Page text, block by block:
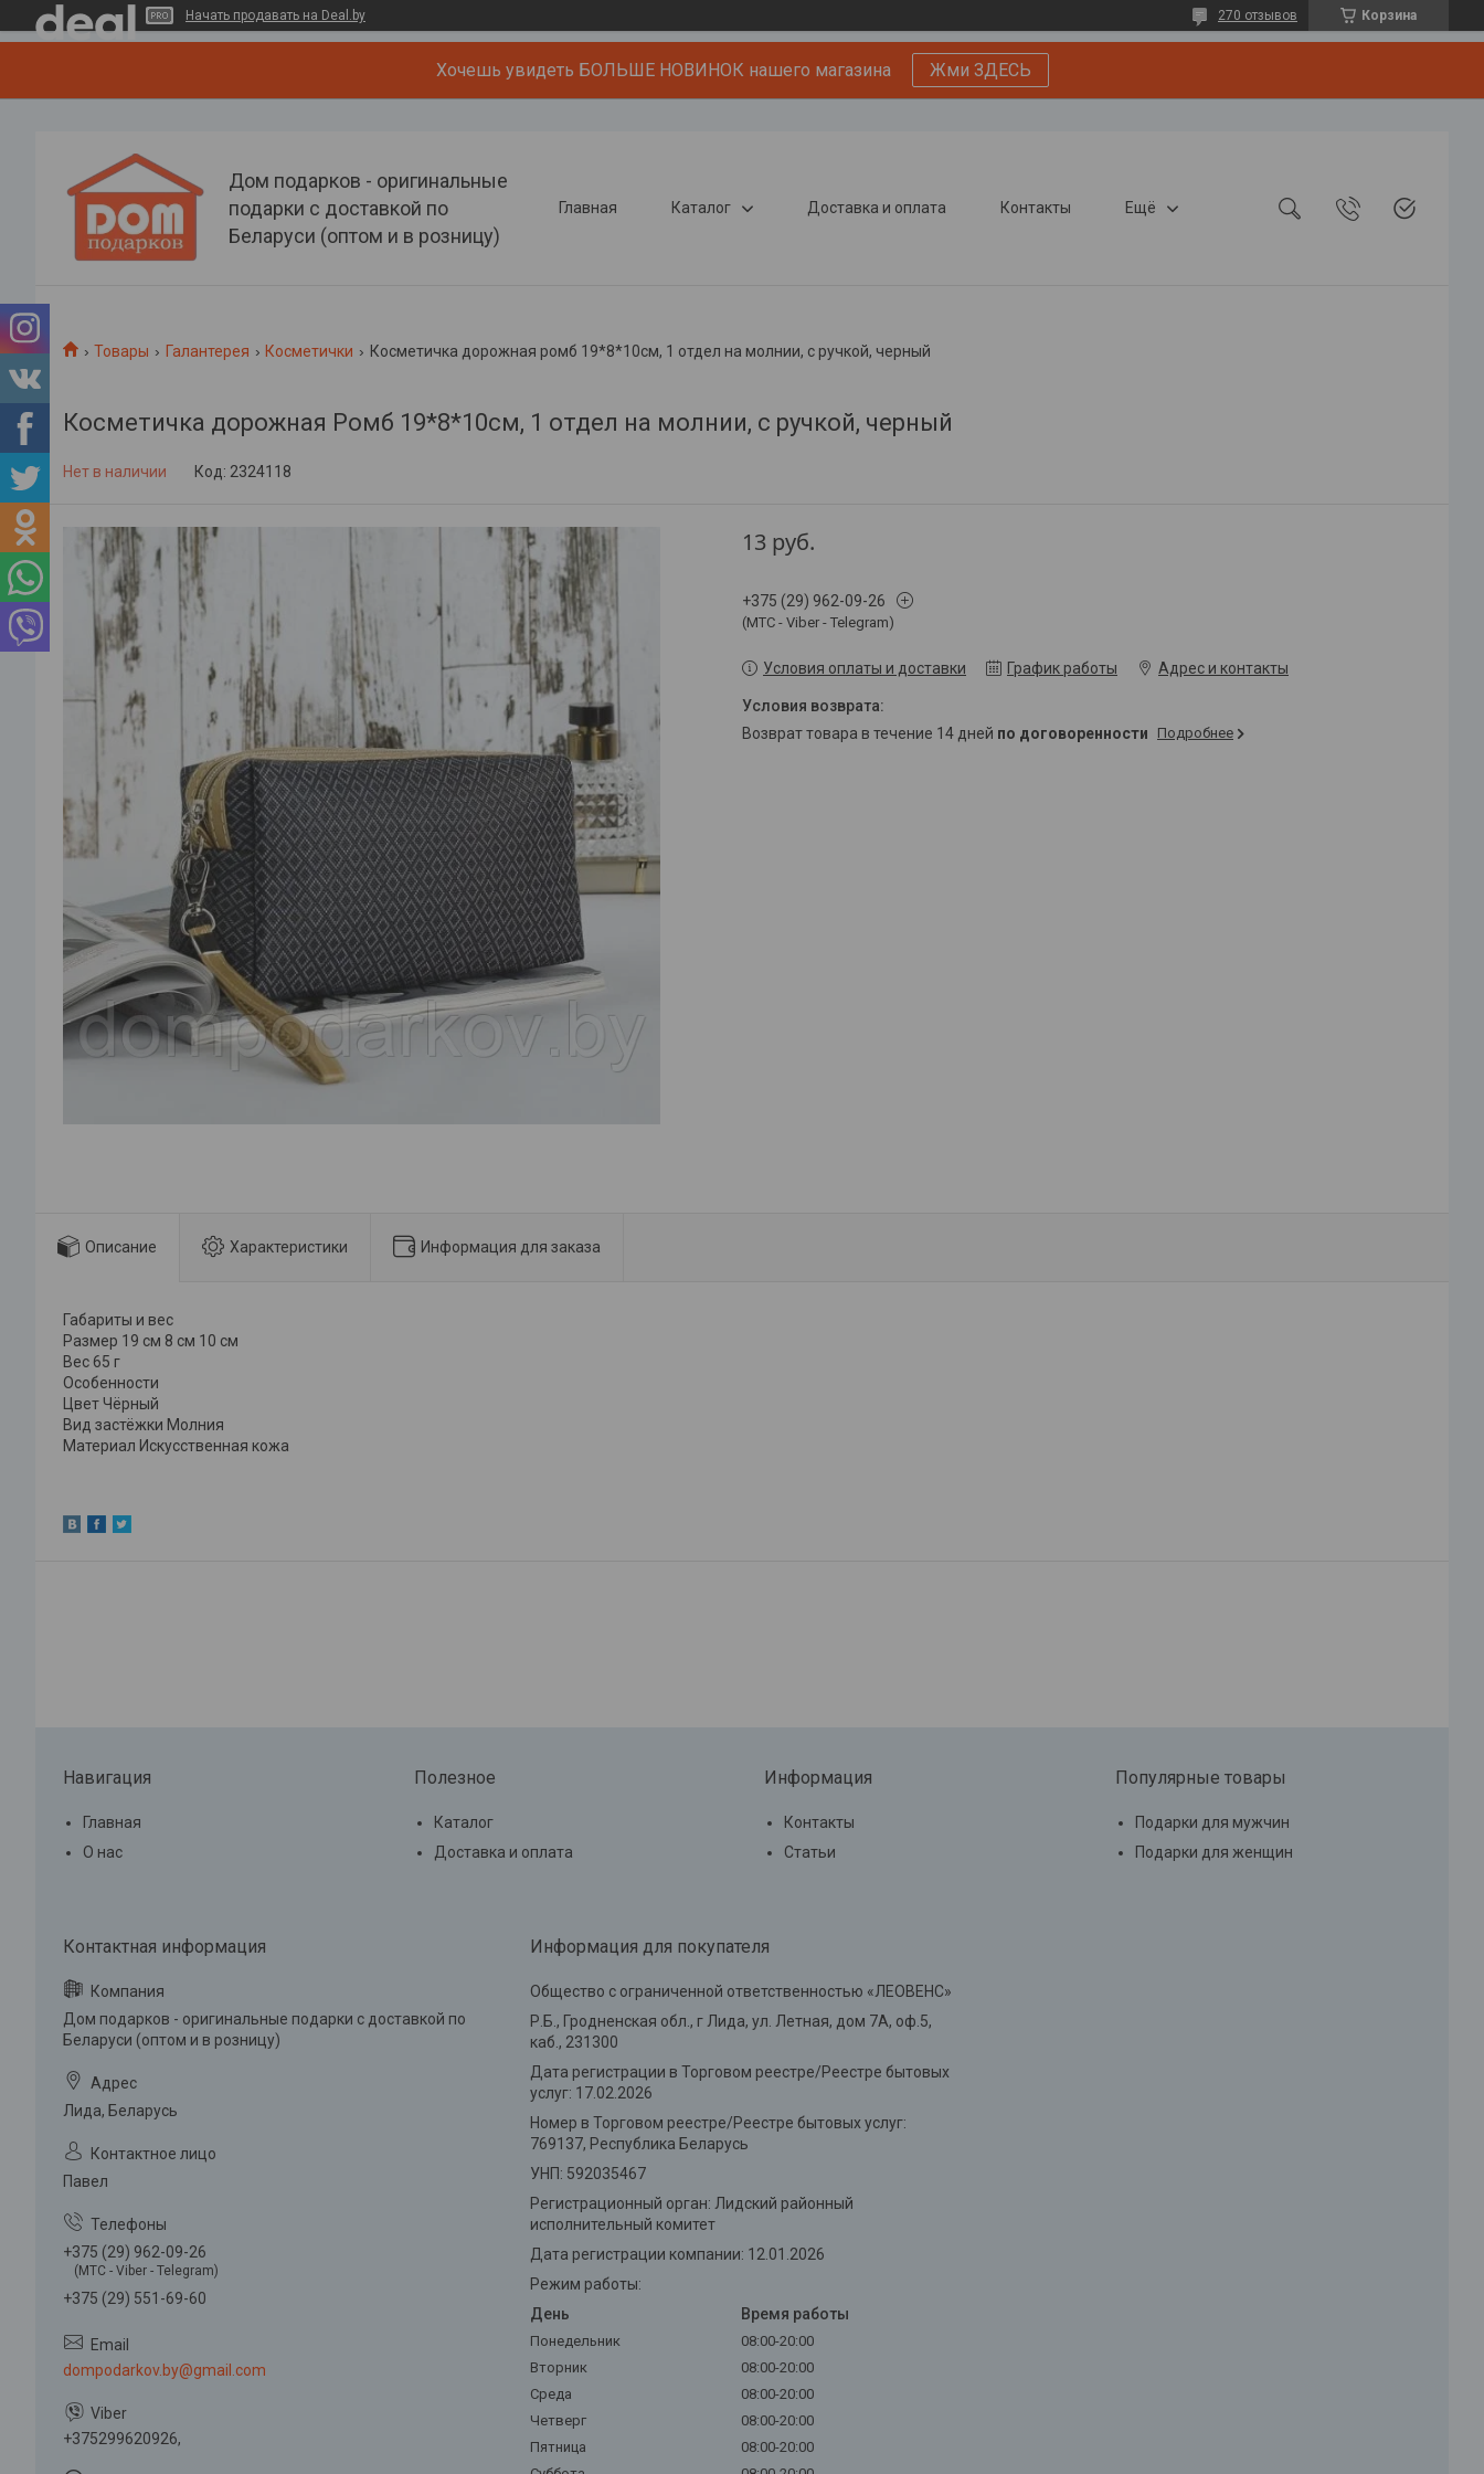
Начать продавать на Deal.by Корзина
270 отзывов
Хочешь увидеть БОЛЬШЕ НОВИНОК нашего магазина Жми ЗДЕСЬ
Дом подарков - оригинальные
подарки с доставкой по
Беларуси (оптом и в розницу)
Главная Каталог Доставка и оплата Контакты Ещё
Товары Галантерея Косметички Косметичка дорожная ромб 19*8*10см, 1 отдел на молнии, с ручкой, черный
Косметичка дорожная Ромб 19*8*10см, 1 отдел на молнии, с ручкой, черный
Нет в наличии Код: 2324118
13 руб.
+375 (29) 962-09-26
(МТС - Viber - Telegram)
Условия оплаты и доставки График работы Адрес и контакты
возврат товара в течение 14 дней по договоренности Подробнее
Описание Характеристики Информация для заказа
Габариты и вес
Размер 19 см 8 см 10 см
Вес 65 г
Особенности
Цвет Чёрный
Вид застёжки Молния
Материал Искусственная кожа
Навигация
Главная
О нас
Полезное
Каталог
Доставка и оплата
Информация
Контакты
Статьи
Популярные товары
Подарки для мужчин
Подарки для женщин
Дом подарков - оригинальные подарки с доставкой по
Беларуси (оптом и в розницу)
Лида, Беларусь
Павел
+375 (29) 962-09-26
(МТС - Viber - Telegram)
+375 (29) 551-69-60
dompodarkov.by@gmail.com
+375299620926,
Информация для покупателя
Общество с ограниченной ответственностью «ЛЕОВЕНС»
Р.Б., Гродненская обл., г Лида, ул. Летная, дом 7А, оф.5,
каб., 231300
Дата регистрации в Торговом реестре/Реестре бытовых
услуг: 17.02.2026
Номер в Торговом реестре/Реестре бытовых услуг:
769137, Республика Беларусь
УНП: 592035467
Регистрационный орган: Лидский районный
исполнительный комитет
Дата регистрации компании: 12.01.2026
Режим работы:
День
Время работы
Понедельник
08:00-20:00
Вторник
08:00-20:00
Среда
08:00-20:00
Четверг
08:00-20:00
Пятница
08:00-20:00